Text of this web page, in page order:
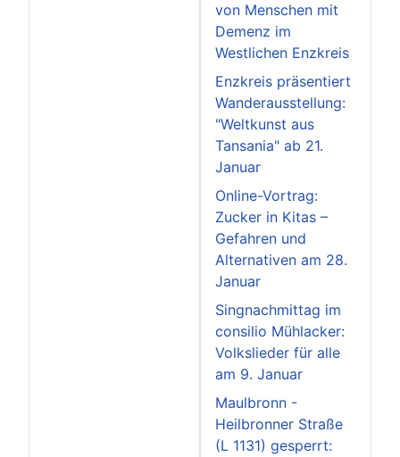
von Menschen mit
Demenz im
Westlichen Enzkreis
Enzkreis präsentiert
Wanderausstellung:
"Weltkunst aus
Tansania" ab 21.
Januar
Online-Vortrag:
Zucker in Kitas –
Gefahren und
Alternativen am 28.
Januar
Singnachmittag im
consilio Mühlacker:
Volkslieder für alle
am 9. Januar
Maulbronn -
Heilbronner Straße
(L 1131) gesperrt: